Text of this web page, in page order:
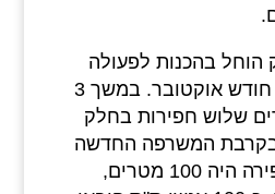
הוחל בהכנות לפעולה
בימים האחרונים של חודש אוקטובר. במשך 3
כ-300 אסירים שלוש חפירות בחלק
המשרפה החדשה
והגדרות. אורך כל חפירה היה 100 מטרים,